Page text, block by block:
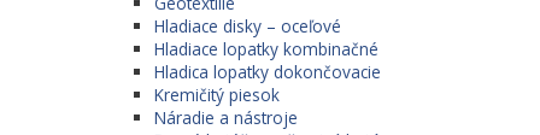
Hladiace disky – oceľové
Hladiace lopatky kombinačné
Hladica lopatky dokončovacie
Kremičitý piesok
Náradie a nástroje